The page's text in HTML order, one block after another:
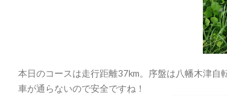
本日のコースは走行距離37km。序盤は八幡木津自
車が通らないので安全ですね！